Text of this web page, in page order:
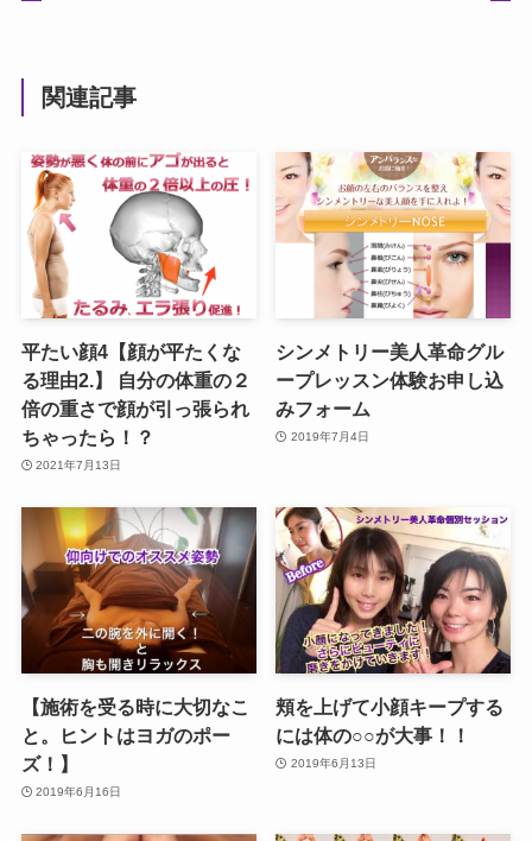
関連記事
平たい顔4【顔が平たくな
る理由2.】 自分の体重の２
倍の重さで顔が引っ張られ
ちゃったら！？
2021年7月13日
シンメトリー美人革命グル
ープレッスン体験お申し込
みフォーム
2019年7月4日
【施術を受る時に大切なこ
と。ヒントはヨガのポー
ズ！】
2019年6月16日
頬を上げて小顔キープする
には体の○○が大事！！
2019年6月13日